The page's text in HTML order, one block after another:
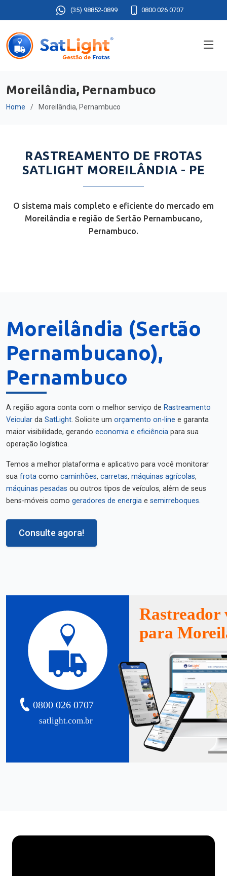
(35) 98852-0899 0800 026 0707
Moreilândia, Pernambuco
Home Moreilândia, Pernambuco
RASTREAMENTO DE FROTAS
SATLIGHT MOREILÂNDIA - PE
O sistema mais completo e eficiente do mercado em
Moreilândia e região de Sertão Pernambucano,
Pernambuco.
Moreilândia (Sertão
Pernambucano),
Pernambuco
A região agora conta com o melhor serviço de Rastreamento
Veicular da SatLight. Solicite um orçamento on-line e garanta
maior visibilidade, gerando economia e eficiência para sua
operação logística.
Temos a melhor plataforma e aplicativo para você monitorar
sua frota como caminhões, carretas, máquinas agrícolas,
máquinas pesadas ou outros tipos de veículos, além de seus
bens-móveis como geradores de energia e semirreboques.
Consulte agora!
satlight.com.br
0800 026 0707
Rastreador
para